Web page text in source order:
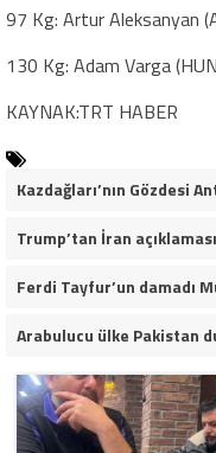
97 Kg: Artur Aleksanyan
130 Kg: Adam Varga
KAYNAK:TRT HABER
Ferdi Tayfur’un damadı
Arabulucu ülke Pakistan